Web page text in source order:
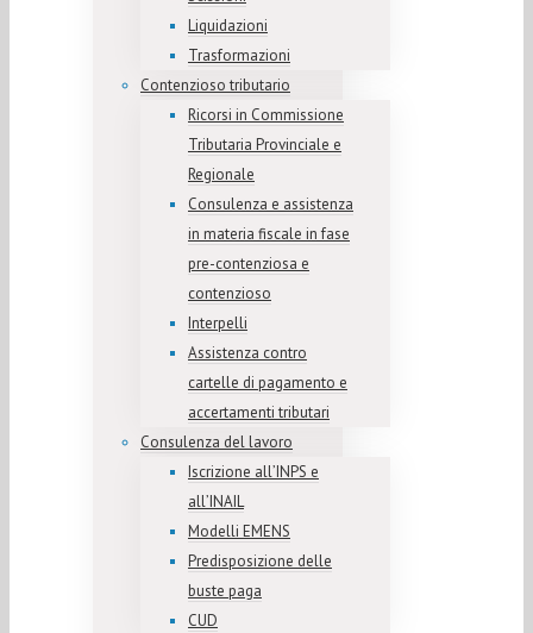
Liquidazioni
Trasformazioni
Contenzioso tributario
Ricorsi in Commissione
Tributaria Provinciale e
Regionale
Consulenza e assistenza
in materia fiscale in fase
pre-contenziosa e
contenzioso
Interpelli
Assistenza contro
cartelle di pagamento e
accertamenti tributari
Consulenza del lavoro
Iscrizione all’INPS e
all’INAIL
Modelli EMENS
Predisposizione delle
buste paga
CUD